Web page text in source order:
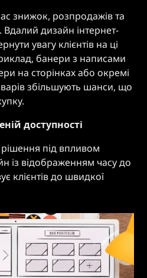
знижок, розпродажів та
дизайн інтернет-
увагу клієнтів на ці
банери з написами
на сторінках або окремі
збільшують шанси, що
доступності
під впливом
із відображенням часу до
клієнтів до швидкої